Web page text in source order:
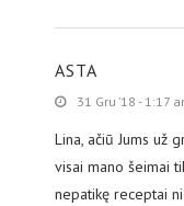
ASTA
31 Gru ’18 - 1:17
Lina, ačiū Jums už
visai mano šeimai
nepatikę receptai